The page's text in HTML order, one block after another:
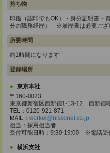
持ち物
印鑑（認印でもOK）・身分証明書・
分の職務経歴） ※履歴書は必要ござ
所要時間
約1時間になります
登録場所
東京本社
〒160-0023
東京都新宿区西新宿1-13-12 西新宿
TEL：0120-921-871
MAIL： worker@nissonet.co.jp
担当：採用担当者
受付可能日時：9:30-19:00 ※電話受
横浜支社